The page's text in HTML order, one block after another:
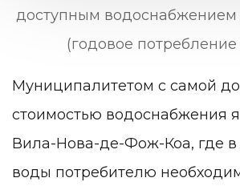
доступным водоснабжением
(годовое потребление
Муниципалитетом с самой
стоимостью водоснабжения
Вила-Нова-де-Фож-Коа, где в
воды потребителю